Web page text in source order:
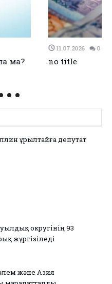
Құрылтайға депутат
округінің 93
жүргізіледі
және Азия